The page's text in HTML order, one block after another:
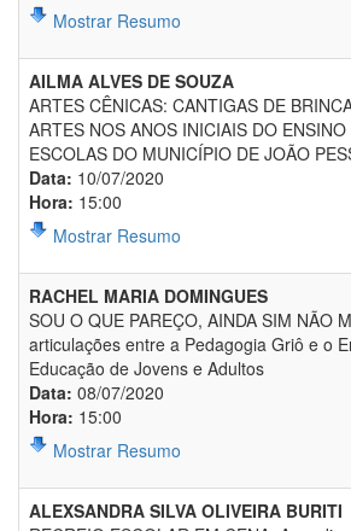
Mostrar Resumo
AILMA ALVES DE SOUZA
ARTES CÊNICAS: CANTIGAS DE
ARTES NOS ANOS INICIAIS DO
ESCOLAS DO MUNICÍPIO DE JOÃO
Data: 10/07/2020
Hora: 15:00
Mostrar Resumo
RACHEL MARIA DOMINGUES
SOU O QUE PAREÇO, AINDA SIM NÃO
articulações entre a Pedagogia Griô e o
Educação de Jovens e Adultos
Data: 08/07/2020
Hora: 15:00
Mostrar Resumo
ALEXSANDRA SILVA OLIVEIRA BURITI